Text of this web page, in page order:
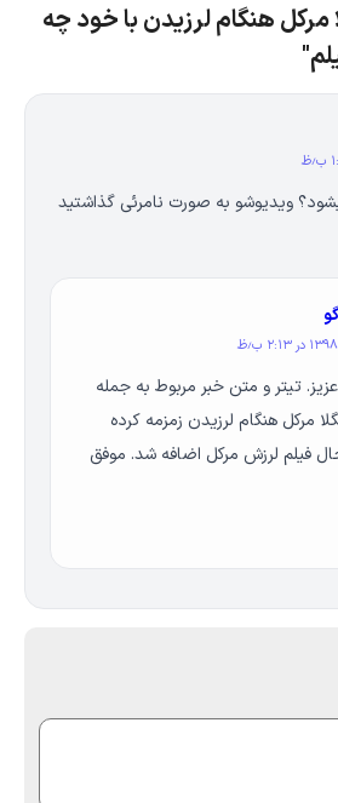
مرکل هنگام لرزیدن با خود چه
ویدیوشو به صورت نامرئی گذاشتید
تیتر و متن خبر مربوط به جمله
مرکل هنگام لرزیدن زمزمه کرده
فیلم لرزش مرکل اضافه شد. موفق